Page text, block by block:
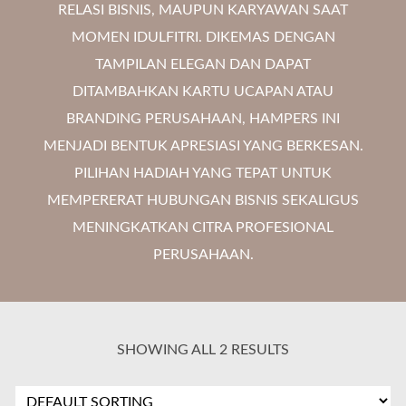
RELASI BISNIS, MAUPUN KARYAWAN SAAT
MOMEN IDULFITRI. DIKEMAS DENGAN
TAMPILAN ELEGAN DAN DAPAT
DITAMBAHKAN KARTU UCAPAN ATAU
BRANDING PERUSAHAAN, HAMPERS INI
MENJADI BENTUK APRESIASI YANG BERKESAN.
PILIHAN HADIAH YANG TEPAT UNTUK
MEMPERERAT HUBUNGAN BISNIS SEKALIGUS
MENINGKATKAN CITRA PROFESIONAL
PERUSAHAAN.
SHOWING ALL 2 RESULTS